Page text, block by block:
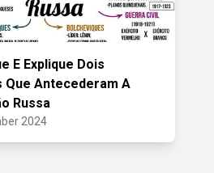
E Explique Dois
Que Antecederam A
Russa
2024